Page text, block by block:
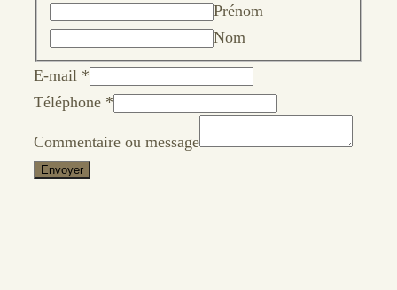
Prénom
Nom
E-mail *
Téléphone *
Commentaire ou message
Envoyer